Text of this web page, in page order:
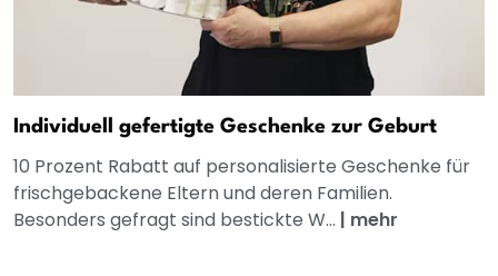
Individuell gefertigte Geschenke zur Geburt
10 Prozent Rabatt auf personalisierte Geschenke für
frischgebackene Eltern und deren Familien.
Besonders gefragt sind bestickte W... | mehr